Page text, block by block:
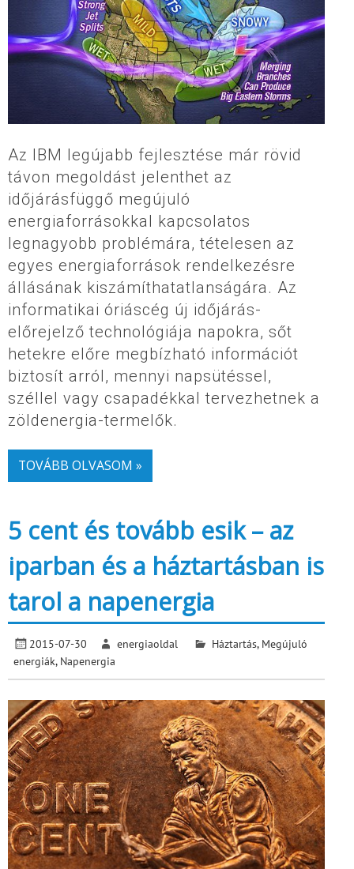
Az IBM legújabb fejlesztése már rövid
távon megoldást jelenthet az
időjárásfüggő megújuló
energiaforrásokkal kapcsolatos
legnagyobb problémára, tételesen az
egyes energiaforrások rendelkezésre
állásának kiszámíthatatlanságára. Az
informatikai óriáscég új időjárás-
előrejelző technológiája napokra, sőt
hetekre előre megbízható információt
biztosít arról, mennyi napsütéssel,
széllel vagy csapadékkal tervezhetnek a
zöldenergia-termelők.
TOVÁBB OLVASOM »
5 cent és tovább esik – az
iparban és a háztartásban is
tarol a napenergia
2015-07-30 energiaoldal Háztartás, Megújuló
energiák, Napenergia